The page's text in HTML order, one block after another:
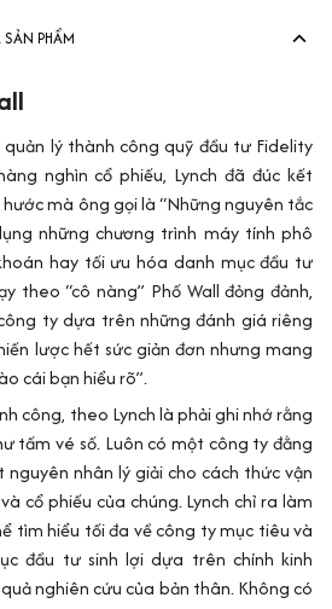
PHẨM
quản lý thành công quỹ đầu tư Fidelity
nghìn cổ phiếu, Lynch đã đúc kết
mà ông gọi là “Những nguyên tắc
những chương trình máy tính phô
hay tối ưu hóa danh mục đầu tư
theo “cô nàng” Phố Wall đỏng đảnh,
ty dựa trên những đánh giá riêng
lược hết sức giản đơn nhưng mang
cái bạn hiểu rõ”.
công, theo Lynch là phải ghi nhớ rằng
tấm vé số. Luôn có một công ty đằng
nguyên nhân lý giải cho cách thức vận
cổ phiếu của chúng. Lynch chỉ ra làm
tìm hiểu tối đa về công ty mục tiêu và
đầu tư sinh lợi dựa trên chính kinh
nghiên cứu của bản thân. Không có